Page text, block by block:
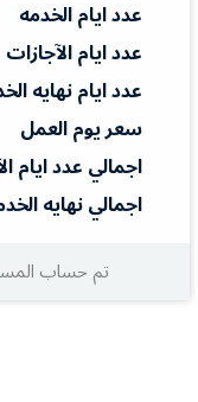
عدد ايام الخدمه
عدد ايام الآجازات
عدد ايام نهايه
سعر يوم العمل
اجمالي عدد ايام
اجمالي نهايه
تم حساب